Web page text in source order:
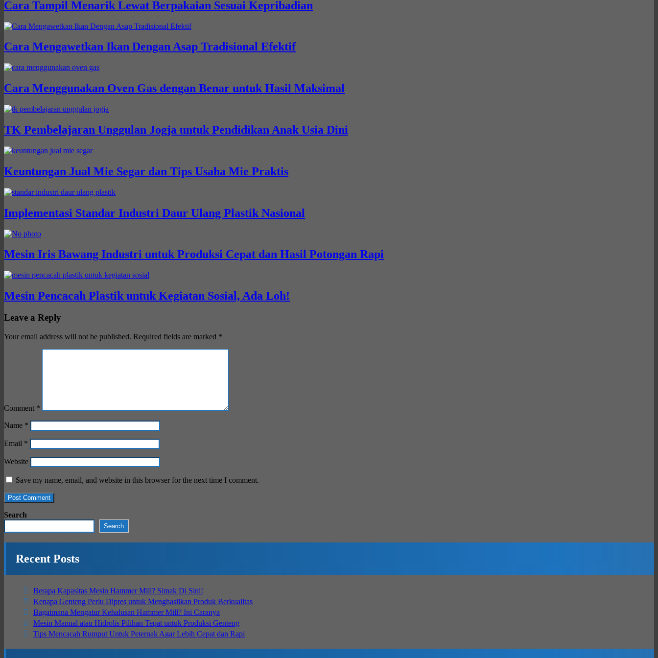
Cara Tampil Menarik Lewat Berpakaian Sesuai Kepribadian
Cara Mengawetkan Ikan Dengan Asap Tradisional Efektif
Cara Menggunakan Oven Gas dengan Benar untuk Hasil Maksimal
TK Pembelajaran Unggulan Jogja untuk Pendidikan Anak Usia Dini
Keuntungan Jual Mie Segar dan Tips Usaha Mie Praktis
Implementasi Standar Industri Daur Ulang Plastik Nasional
Mesin Iris Bawang Industri untuk Produksi Cepat dan Hasil Potongan Rapi
Mesin Pencacah Plastik untuk Kegiatan Sosial, Ada Loh!
Leave a Reply
Your email address will not be published. Required fields are marked *
Comment *
Name *
Email *
Website
Save my name, email, and website in this browser for the next time I comment.
Search
Search
Recent Posts
Berapa Kapasitas Mesin Hammer Mill? Simak Di Sini!
Kenapa Genteng Perlu Dipres untuk Menghasilkan Produk Berkualitas
Bagaimana Mengatur Kehalusan Hammer Mill? Ini Caranya
Mesin Manual atau Hidrolis Pilihan Tepat untuk Produksi Genteng
Tips Mencacah Rumput Untuk Peternak Agar Lebih Cepat dan Rapi